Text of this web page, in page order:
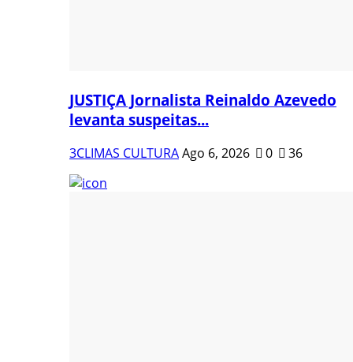
JUSTIÇA Jornalista Reinaldo Azevedo
levanta suspeitas...
3CLIMAS CULTURAAgo 6, 2026 0 36